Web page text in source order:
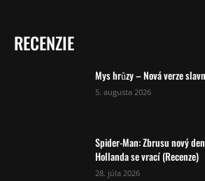
RECENZIE
Mys hrůzy – Nová verze
5. augusta 2026
Spider-Man: Zbrusu nový
Hollanda se vrací (Recenze)
28. júla 2026